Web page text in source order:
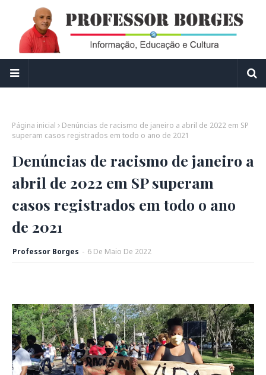
Página inicial
Denúncias de racismo de janeiro a abril de 2022 em SP
superam casos registrados em todo o ano de 2021
Denúncias de racismo de janeiro a
abril de 2022 em SP superam
casos registrados em todo o ano
de 2021
Professor Borges - 6 De Maio De 2022